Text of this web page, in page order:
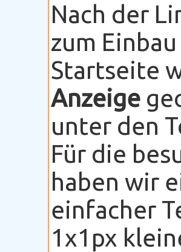
Nach der
zum
Startseite
Anzeige
unter den
Für die
haben wir
einfacher
1x1px